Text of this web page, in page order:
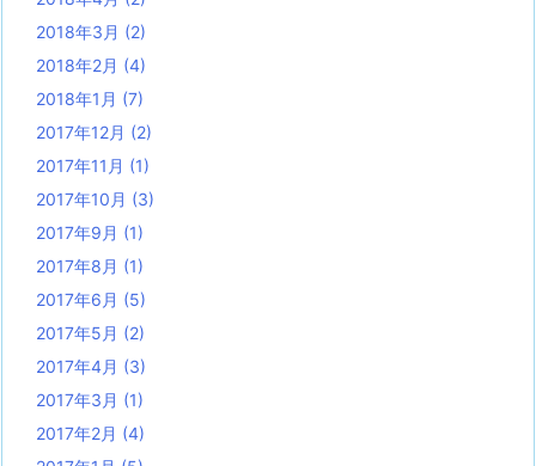
2018年3月 (2)
2018年2月 (4)
2018年1月 (7)
2017年12月 (2)
2017年11月 (1)
2017年10月 (3)
2017年9月 (1)
2017年8月 (1)
2017年6月 (5)
2017年5月 (2)
2017年4月 (3)
2017年3月 (1)
2017年2月 (4)